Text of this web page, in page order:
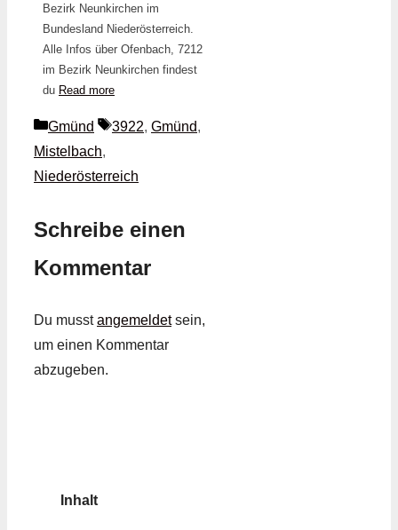
Bezirk Neunkirchen im
Bundesland Niederösterreich.
Alle Infos über Ofenbach, 7212
im Bezirk Neunkirchen findest
du Read more
Kategorien
Gmünd Schlagwörter
3922, Gmünd,
Mistelbach,
Niederösterreich
Schreibe einen
Kommentar
Du musstangemeldetsein,
um einen Kommentar
abzugeben.
Inhalt